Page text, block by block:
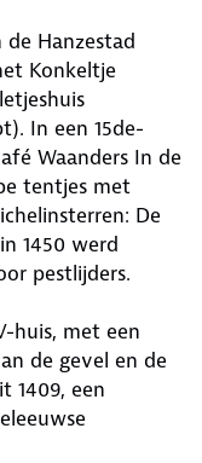
Hanzestad
Konkeltje
In een 15de-
Waanders In de
tentjes met
De
1450 werd
pestlijders.
huis, met een
de gevel en de
1409, een